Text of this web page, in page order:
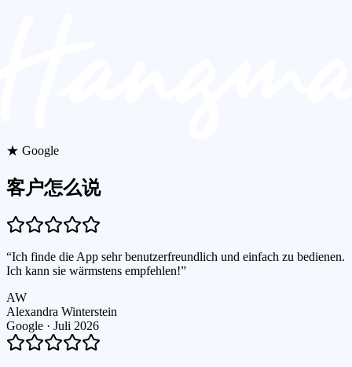
★ Google
客户怎么说
“Ich finde die App sehr benutzerfreundlich und einfach zu bedienen.
Ich kann sie wärmstens empfehlen!”
AW
Alexandra Winterstein
Google · Juli 2026